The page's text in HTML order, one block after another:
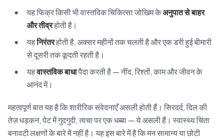
यह फिक्र किसी भी वास्तविक चिकित्सा जोखिम केअनुपात से बाहर
और तीव्रहोती है।
यहनिरंतरहोती है, अक्सर महीनों तक चलती है और एक डरी हुई बीमारी
से दूसरी तक कूदती रहती है।
यहवास्तविक बाधापैदा करती है — नींद, रिश्तों, काम और जीवन के
आनंद में।
महत्वपूर्ण बात यह है कि शारीरिक संवेदनाएँ असली होती हैं। सिरदर्द, दिल की
तेज़ धड़कन, पेट में गुदगुदी, त्वचा पर एक धब्बा — ये असली हैं। स्वास्थ्य चिंता
बनावटी लक्षणों के बारे में नहीं है। यह इस बारे में है कि मन सामान्य या छोटी